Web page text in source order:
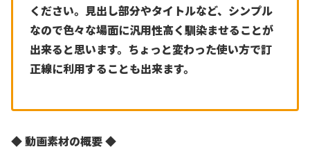
ください。見出し部分やタイトルなど、シンプル
なので色々な場面に汎用性高く馴染ませることが
出来ると思います。ちょっと変わった使い方で訂
正線に利用することも出来ます。
◆ 動画素材の概要 ◆